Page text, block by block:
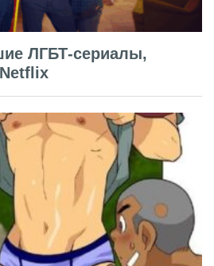
ЛГБТ-сериалы,